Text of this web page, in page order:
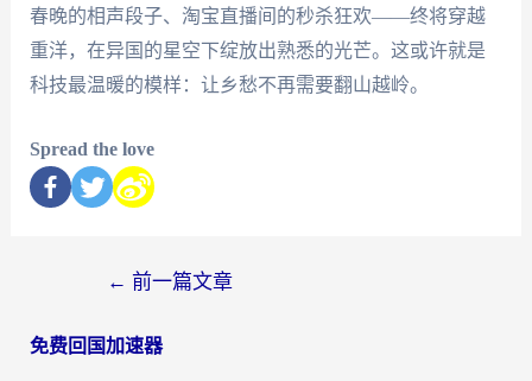
春晚的相声段子、淘宝直播间的秒杀狂欢——终将穿越
重洋，在异国的星空下绽放出熟悉的光芒。这或许就是
科技最温暖的模样：让乡愁不再需要翻山越岭。
Spread the love
← 前一篇文章
免费回国加速器